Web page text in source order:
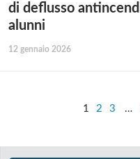
di deflusso
alunni
12 gennaio 2026
1 2 3 …